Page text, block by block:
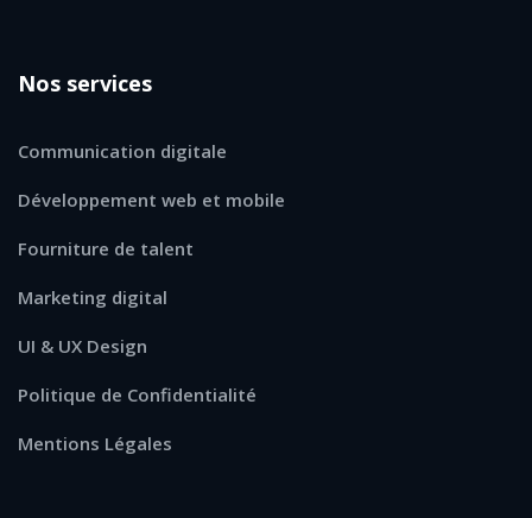
Nos services
Communication digitale
Développement web et mobile
Fourniture de talent
Marketing digital
UI & UX Design
Politique de Confidentialité
Mentions Légales